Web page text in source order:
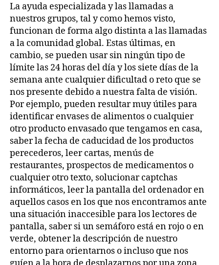
La ayuda especializada y las llamadas a
nuestros grupos, tal y como hemos visto,
funcionan de forma algo distinta a las llamadas
a la comunidad global. Estas últimas, en
cambio, se pueden usar sin ningún tipo de
límite las 24 horas del día y los siete días de la
semana ante cualquier dificultad o reto que se
nos presente debido a nuestra falta de visión.
Por ejemplo, pueden resultar muy útiles para
identificar envases de alimentos o cualquier
otro producto envasado que tengamos en casa,
saber la fecha de caducidad de los productos
perecederos, leer cartas, menús de
restaurantes, prospectos de medicamentos o
cualquier otro texto, solucionar captchas
informáticos, leer la pantalla del ordenador en
aquellos casos en los que nos encontramos ante
una situación inaccesible para los lectores de
pantalla, saber si un semáforo está en rojo o en
verde, obtener la descripción de nuestro
entorno para orientarnos o incluso que nos